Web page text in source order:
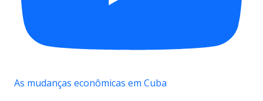
As mudanças econômicas em Cuba